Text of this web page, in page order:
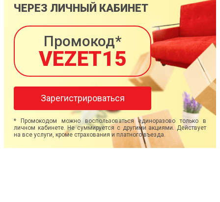
ЧЕРЕЗ ЛИЧНЫЙ КАБИНЕТ
Промокод*
VEZET15
Зарегистрироваться
* Промокодом можно воспользоваться единоразово только в
личном кабинете. Не суммируется с другими акциями. Действует
на все услуги, кроме страхования и платного въезда.